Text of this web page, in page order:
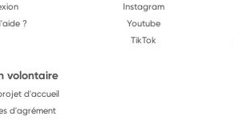
?
Instagram
Youtube
TikTok
volontaire
d'accueil
d'agrément